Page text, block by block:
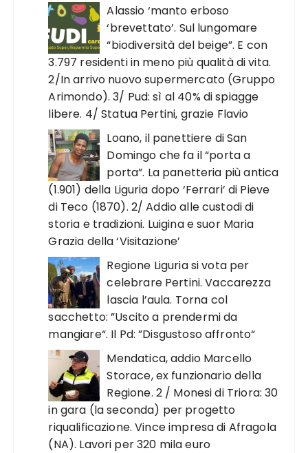
Alassio ‘manto erboso
‘brevettato’. Sul lungomare
“biodiversità del beige”. E con
3.797 residenti in meno più qualità di vita.
2/In arrivo nuovo supermercato (Gruppo
Arimondo). 3/ Pud: sì al 40% di spiagge
libere. 4/ Statua Pertini, grazie Flavio
Loano, il panettiere di San
Domingo che fa il “porta a
porta”. La panetteria più antica
(1.901) della Liguria dopo ‘Ferrari’ di Pieve
di Teco (1870). 2/ Addio alle custodi di
storia e tradizioni. Luigina e suor Maria
Grazia della ‘Visitazione’
Regione Liguria si vota per
celebrare Pertini. Vaccarezza
lascia l’aula. Torna col
sacchetto: ”Uscito a prendermi da
mangiare“. Il Pd: ”Disgustoso affronto“
Mendatica, addio Marcello
Storace, ex funzionario della
Regione. 2 / Monesi di Triora: 30
in gara (la seconda) per progetto
riqualificazione. Vince impresa di Afragola
(NA). Lavori per 320 mila euro